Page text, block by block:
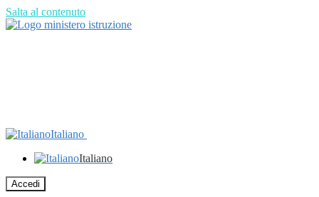
Salta al contenuto
Italiano
Italiano
Accedi